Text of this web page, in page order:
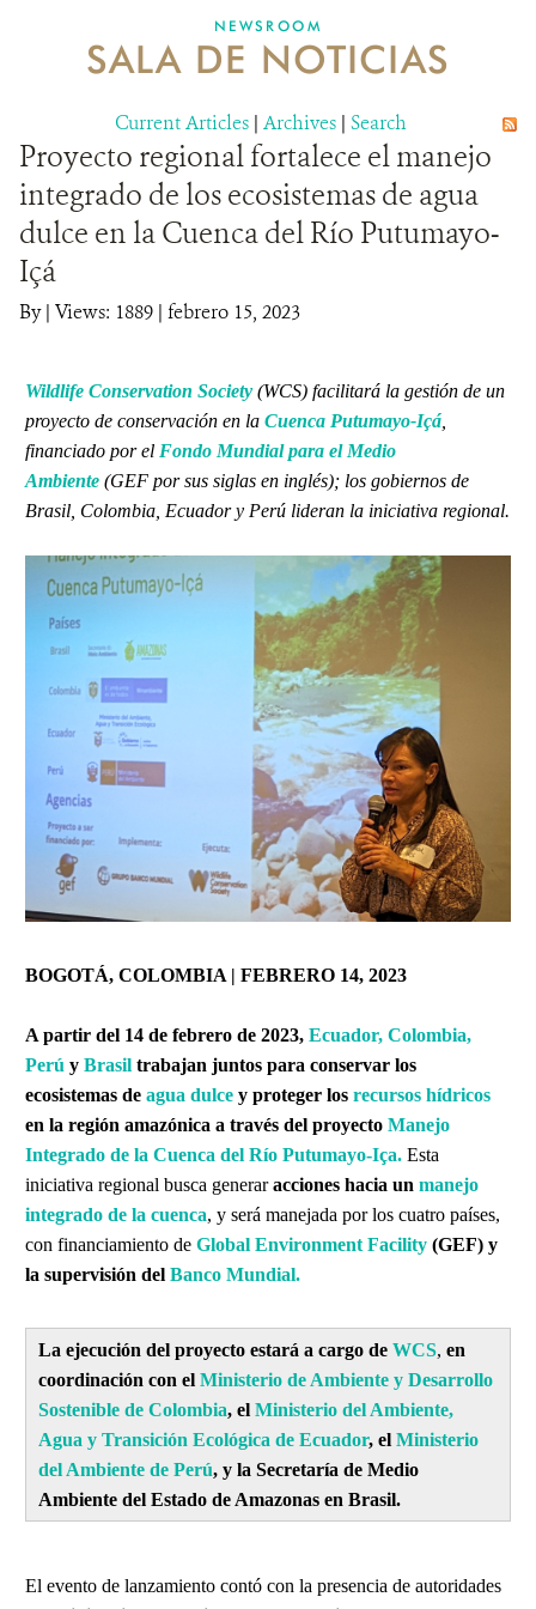
MECANISMO DE ATENCIÓN DE QUEJAS Y RECLAMOS
DONA
NEWSROOM
SALA DE NOTICIAS
Current Articles | Archives | Search
Proyecto regional fortalece el manejo
integrado de los ecosistemas de agua
dulce en la Cuenca del Río Putumayo-
Içá
By| Views: 1889 | febrero 15, 2023
Wildlife Conservation Society (WCS) facilitará la gestión de un
proyecto de conservación en la Cuenca Putumayo-Içá
financiado por el Fondo Mundial para el Medio
Ambiente (GEF por sus siglas en inglés); los gobiernos de
Brasil, Colombia, Ecuador y Perú lideran la iniciativa regional.
BOGOTÁ, COLOMBIA | FEBRERO 14, 2023
A partir del 14 de febrero de 2023, Ecuador, Colombia,
Perú y Brasil trabajan juntos para conservar los
ecosistemas de agua dulce y proteger los recursos hídricos
en la región amazónica a través del proyecto Manejo
Integrado de la Cuenca del Río Putumayo-Iça. Esta
iniciativa regional busca generaracciones hacia un manejo
integrado de la cuenca, y será manejada por los cuatro países,
con financiamiento de Global Environment Facility (GEF) y
la supervisión del Banco Mundial.
La ejecución del proyecto estará a cargo de WCS, en
coordinación con el Ministerio de Ambiente y Desarrollo
Sostenible de Colombia, el Ministerio del Ambiente,
Agua y Transición Ecológica de Ecuador, el Ministerio
del Ambiente de Perú, y la Secretaría de Medio
Ambiente del Estado de Amazonas en Brasil.
El evento de lanzamiento contó con la presencia de autoridades